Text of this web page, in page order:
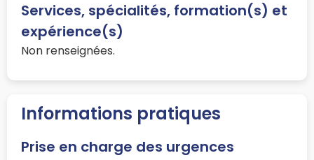
Services, spécialités, formation(s) et
expérience(s)
Non renseignées.
Informations pratiques
Prise en charge des urgences